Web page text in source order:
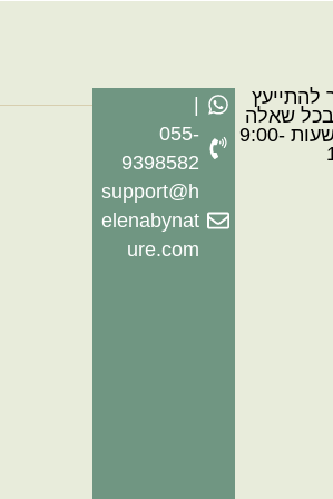
להתייעץ
בכל שאלה
בין השעות 9:00-
|
055-
9398582
support@h
elenabynat
ure.com